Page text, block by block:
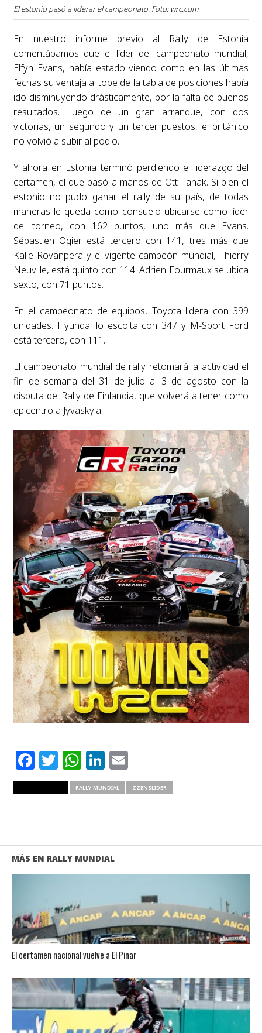
El estonio pasó a liderar el campeonato. Foto: wrc.com
En nuestro informe previo al Rally de Estonia
comentábamos que el líder del campeonato mundial,
Elfyn Evans, había estado viendo como en las últimas
fechas su ventaja al tope de la tabla de posiciones había
ido disminuyendo drásticamente, por la falta de buenos
resultados. Luego de un gran arranque, con dos
victorias, un segundo y un tercer puestos, el británico
no volvió a subir al podio.
Y ahora en Estonia terminó perdiendo el liderazgo del
certamen, el que pasó a manos de Ott Tänak. Si bien el
estonio no pudo ganar el rally de su país, de todas
maneras le queda como consuelo ubicarse como líder
del torneo, con 162 puntos, uno más que Evans.
Sébastien Ogier está tercero con 141, tres más que
Kalle Rovanperä y el vigente campeón mundial, Thierry
Neuville, está quinto con 114. Adrien Fourmaux se ubica
sexto, con 71 puntos.
En el campeonato de equipos, Toyota lidera con 399
unidades. Hyundai lo escolta con 347 y M-Sport Ford
está tercero, con 111.
El campeonato mundial de rally retomará la actividad el
fin de semana del 31 de julio al 3 de agosto con la
disputa del Rally de Finlandia, que volverá a tener como
epicentro a Jyväskylä.
Facebook
Twitter
WhatsApp
LinkedIn
Email
RALLY MUNDIAL ZZENSLIDER
MÁS EN RALLY MUNDIAL
El certamen nacional vuelve a El Pinar